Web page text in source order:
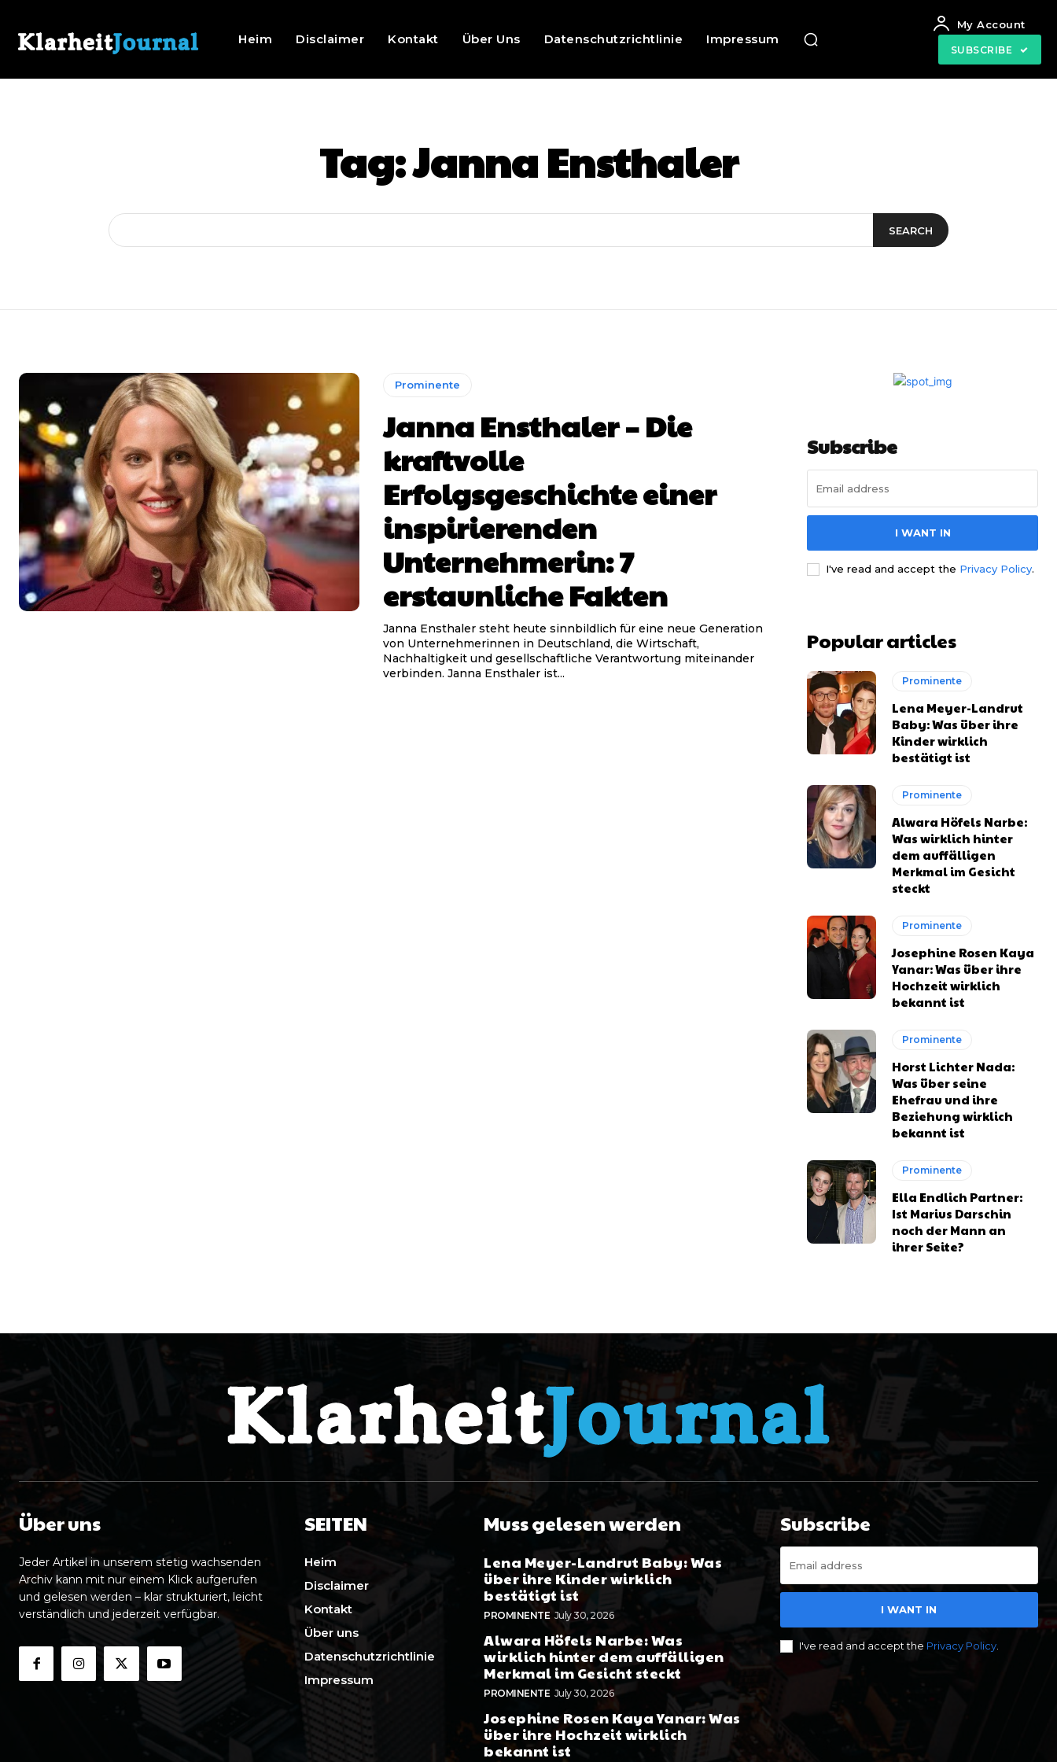
Heim Disclaimer Kontakt Über Uns Datenschutzrichtlinie Impressum
My Account
SUBSCRIBE
Tag:Janna Ensthaler
SEARCH
Prominente
Janna Ensthaler – Die
kraftvolle
Erfolgsgeschichte einer
inspirierenden
Unternehmerin: 7
erstaunliche Fakten
Janna Ensthaler steht heute sinnbildlich für eine neue Generation
von Unternehmerinnen in Deutschland, die Wirtschaft,
Nachhaltigkeit und gesellschaftliche Verantwortung miteinander
verbinden. Janna Ensthaler ist...
Subscribe
I WANT IN
I've read and accept the Privacy Policy.
Popular articles
Prominente
Lena Meyer-Landrut
Baby: Was über ihre
Kinder wirklich
bestätigt ist
Prominente
Alwara Höfels Narbe:
Was wirklich hinter
dem auffälligen
Merkmal im Gesicht
steckt
Prominente
Josephine Rosen Kaya
Yanar: Was über ihre
Hochzeit wirklich
bekannt ist
Prominente
Horst Lichter Nada:
Was über seine
Ehefrau und ihre
Beziehung wirklich
bekannt ist
Prominente
Ella Endlich Partner:
Ist Marius Darschin
noch der Mann an
ihrer Seite?
Über uns
Jeder Artikel in unserem stetig wachsenden
Archiv kann mit nur einem Klick aufgerufen
und gelesen werden – klar strukturiert, leicht
verständlich und jederzeit verfügbar.
SEITEN
Heim
Disclaimer
Kontakt
Über uns
Datenschutzrichtlinie
Impressum
Muss gelesen werden
Lena Meyer-Landrut Baby: Was
über ihre Kinder wirklich
bestätigt ist
PROMINENTE July 30, 2026
Alwara Höfels Narbe: Was
wirklich hinter dem auffälligen
Merkmal im Gesicht steckt
PROMINENTE July 30, 2026
Josephine Rosen Kaya Yanar: Was
über ihre Hochzeit wirklich
bekannt ist
Subscribe
I WANT IN
I've read and accept the Privacy Policy.